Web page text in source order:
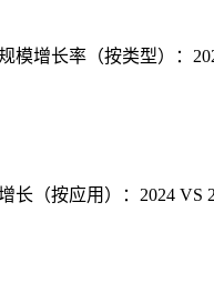
模增长率（按类型）：
长（按应用）：2024 VS